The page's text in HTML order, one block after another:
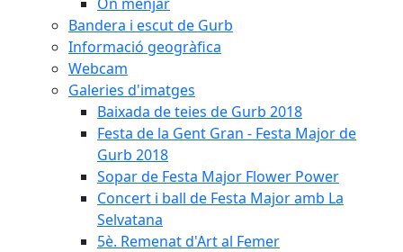
Bandera i escut de Gurb
Informació geogràfica
Webcam
Galeries d'imatges
Baixada de teies de Gurb 2018
Festa de la Gent Gran - Festa Major de
Gurb 2018
Sopar de Festa Major Flower Power
Concert i ball de Festa Major amb La
Selvatana
5è. Remenat d'Art al Femer